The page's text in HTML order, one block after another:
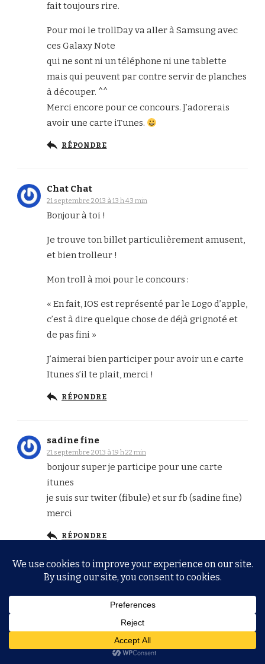
fait toujours rire.
Pour moi le trollDay va aller à Samsung avec
ces Galaxy Note
qui ne sont ni un téléphone ni une tablette
mais qui peuvent par contre servir de planches
à découper. ^^
Merci encore pour ce concours. J’adorerais
avoir une carte iTunes.
RÉPONDRE
Chat Chat
21 septembre 2013 à 13 h 43 min
Bonjour à toi !
Je trouve ton billet particulièrement amusent,
et bien trolleur !
Mon troll à moi pour le concours :
« En fait, IOS est représenté par le Logo d’apple,
c’est à dire quelque chose de déjà grignoté et
de pas fini »
J’aimerai bien participer pour avoir un e carte
Itunes s’il te plait, merci !
RÉPONDRE
sadine fine
21 septembre 2013 à 19 h 22 min
bonjour super je participe pour une carte
itunes
je suis sur twiter (fibule) et sur fb (sadine fine)
merci
RÉPONDRE
@mboss23
Mon troll ira à l’inutile iphone 5S qui offre
« une des meilleurs sécurité du monde » en
matière de mdp.
http://www.gizmodo.fr/2013/09/12/iphone-5s-